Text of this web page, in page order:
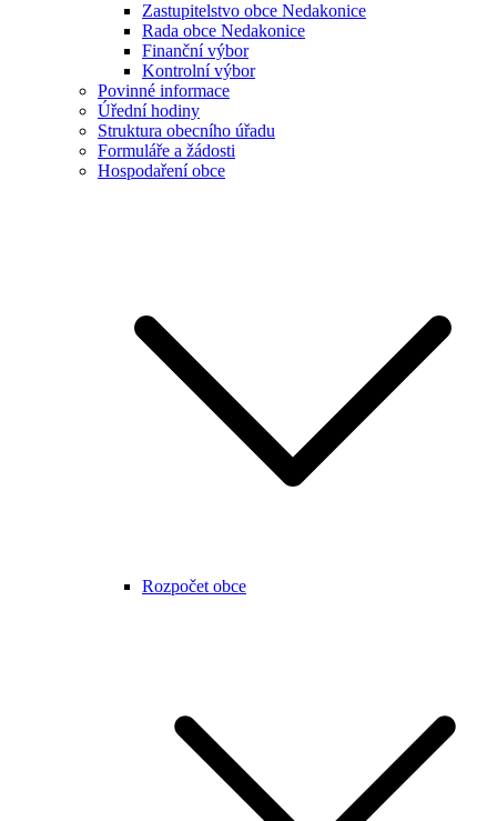
Zastupitelstvo obce Nedakonice
Rada obce Nedakonice
Finanční výbor
Kontrolní výbor
Povinné informace
Úřední hodiny
Struktura obecního úřadu
Formuláře a žádosti
Hospodaření obce
Rozpočet obce